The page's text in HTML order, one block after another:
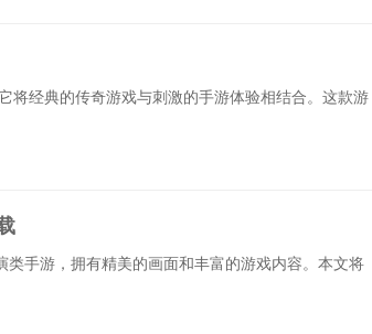
将经典的传奇游戏与刺激的手游体验相结合。这款游
手游，拥有精美的画面和丰富的游戏内容。本文将